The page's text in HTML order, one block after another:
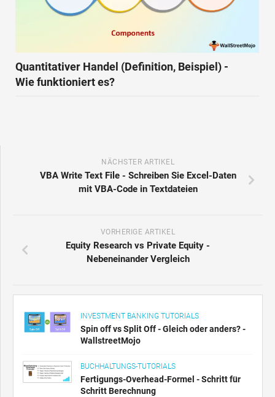
Quantitativer Handel (Definition, Beispiel) -
Wie funktioniert es?
NÄCHSTER ARTIKEL
VBA Write Text File - Schreiben Sie Excel-Daten
mit VBA-Code in Textdateien
VORHERIGE ARTIKEL
Equity Research vs Private Equity -
Nebeneinander Vergleich
INVESTMENT BANKING TUTORIALS
Spin off vs Split Off - Gleich oder anders? -
WallstreetMojo
BUCHHALTUNGS-TUTORIALS
Fertigungs-Overhead-Formel - Schritt für
Schritt Berechnung